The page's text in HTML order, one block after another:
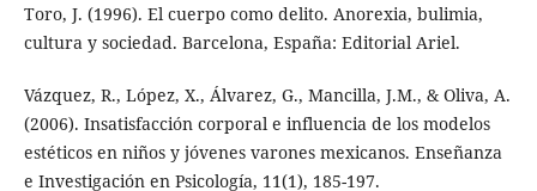
Toro, J. (1996). El cuerpo como delito. Anorexia, bulimia,
cultura y sociedad. Barcelona, España: Editorial Ariel.
Vázquez, R., López, X., Álvarez, G., Mancilla, J.M., & Oliva, A.
(2006). Insatisfacción corporal e influencia de los modelos
estéticos en niños y jóvenes varones mexicanos. Enseñanza
e Investigación en Psicología, 11(1), 185-197.